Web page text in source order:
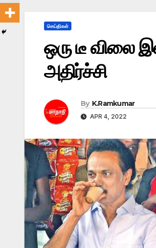
செய்திகள்
ஒரு டீ விலை
அதிர்ச்சி
By K.Ramkumar
APR 4, 2022